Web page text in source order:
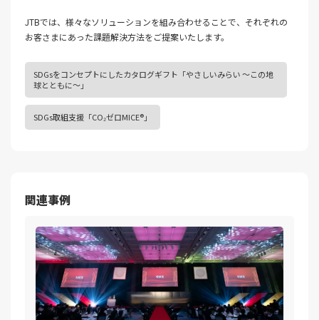
JTBでは、様々なソリューションを組み合わせることで、それぞれの
お客さまにあった課題解決⽅法をご提案いたします。
SDGsをコンセプトにしたカタログギフト「やさしいみらい ～この地
球とともに～」
SDGs取組支援「CO₂ゼロMICE®」
関連事例